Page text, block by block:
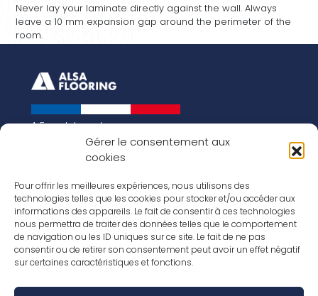
Gérer le consentement aux
cookies
Pour offrir les meilleures expériences, nous utilisons des
technologies telles que les cookies pour stocker et/ou accéder aux
informations des appareils. Le fait de consentir à ces technologies
nous permettra de traiter des données telles que le comportement
de navigation ou les ID uniques sur ce site. Le fait de ne pas
consentir ou de retirer son consentement peut avoir un effet négatif
sur certaines caractéristiques et fonctions.
Never lay your laminate directly against the wall. Always
leave a 10 mm expansion gap around the perimeter of the
room.
A French brand
Our vision for the world of tomorrow
Our floorings
Our laminates
Our parquets
Our wood veneers
Our accessories